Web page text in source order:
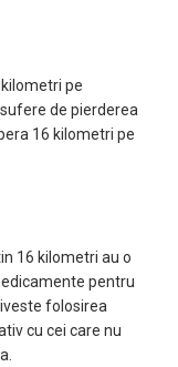
pe
de pierderea
16 kilometri pe
16 kilometri au o
pentru
folosirea
cu cei care nu